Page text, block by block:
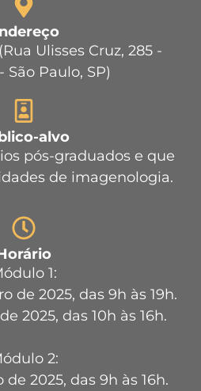
Ulisses Cruz, 285 -
São Paulo, SP)
alvo
pós-graduados e que
de imagenologia.
1:
de 2025, das 9h às 19h.
2025, das 10h às 16h.
2:
2025, das 9h às 16h.